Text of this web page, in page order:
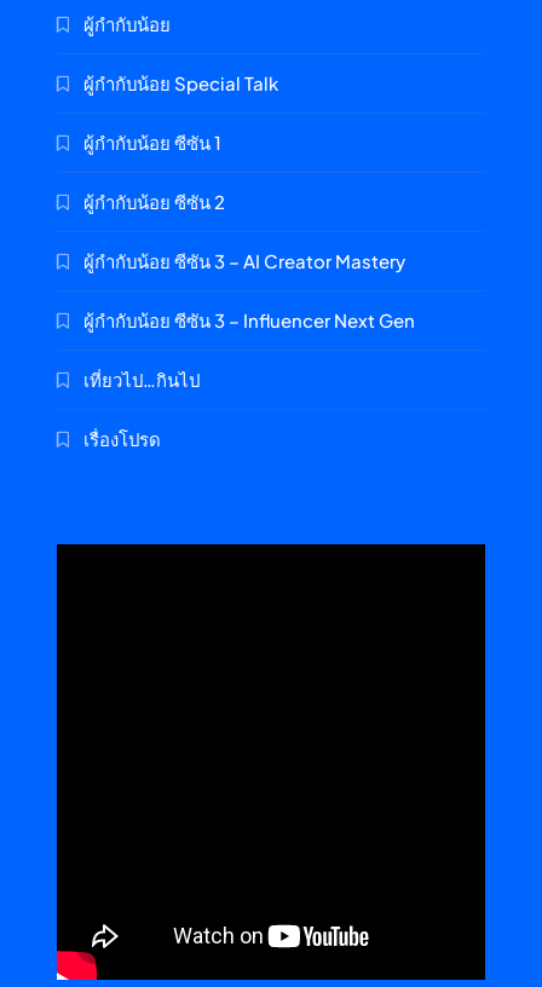
ผู้กำกับน้อย
ผู้กำกับน้อย Special Talk
ผู้กำกับน้อย ซีซัน 1
ผู้กำกับน้อย ซีซัน 2
ผู้กำกับน้อย ซีซัน 3 – AI Creator Mastery
ผู้กำกับน้อย ซีซัน 3 – Influencer Next Gen
เที่ยวไป…กินไป
เรื่องโปรด